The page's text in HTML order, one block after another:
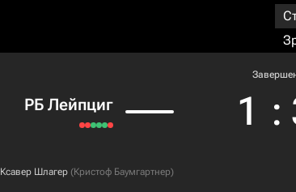
РБ Лейпциг 1 :
Ксавер Шлагер (Кристоф Баумгартнер)